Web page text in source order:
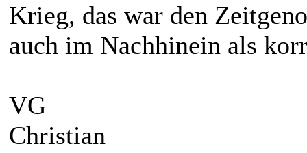
Krieg, das war den
auch im Nachhinein als
VG
Christian